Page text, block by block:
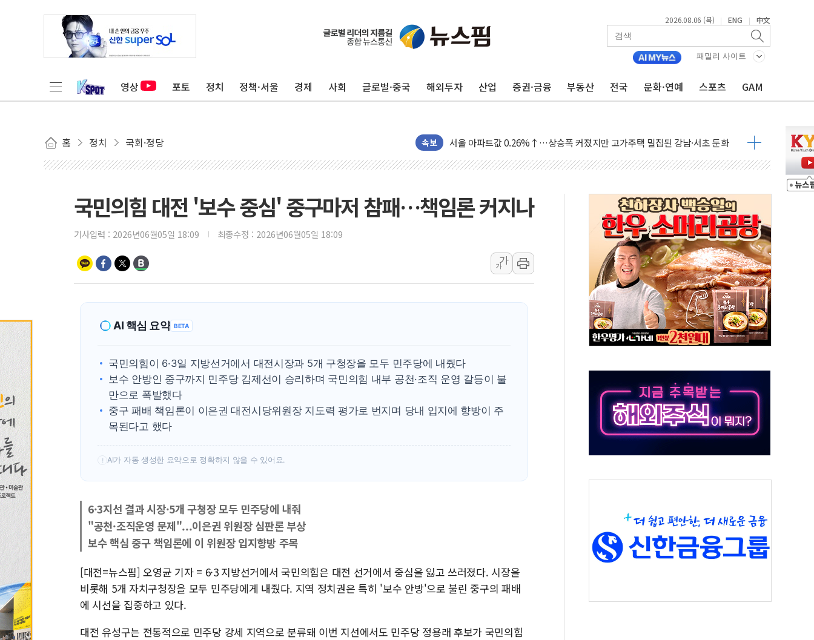
2026.08.06 (목) | ENG | 中文
패밀리 사이트
영상 포토 정치 정책·서울 경제 사회 글로벌·중국 해외투자 산업 증권·금융 부동산 전국 문화·연예 스포츠 GAM
홈 정치 국회·정당 속보
진원생명과학, '코로나19 DNA 백신 플랫폼' 美 특허 확보
경북도·대구시 '2차 공공기관 이전' 대응 '맞손'
효성중공업, 덴마크에 초고압변압기 첫 공급...국가 전력망에 첫 입성
딥시크, AI 서비스 가격 대대적 인상 계획...업계 파장 예고
초박빙 경선에 친명계 '추가 투표' 요구...친청계 응집력 '희석' 전략 통할까
구리시 입주업종 확대…'현대 테라타워 구리갈매' 공급
KCC, 실적은 주춤했지만…'매출 절반' 실리콘 반등에 하반기 기대
정점식 "사관학교 통합 정치 프레임에 졸속 추진…'잼데믹' 안보까지 몰고 와"
장동혁 "李대통령 재판 재개해야 여론조사 51.9%…그것이 국민의 뜻"
日, 아키타에 일본 최대 규모의 AI 데이터센터 건설 추진
[종합] 李대통령 "취약계층 안부에 AI 활용…이주노동자 폭염 방치, 국격 훼손"
트럼프, 워시 연준의장과 수시 통화…독립성 논란 재점화
'40도 극한 폭염' 내일 절정…주말 주춤 후 다시 불볕더위
[컨콜] LG유플러스, "파주 AIDC 수익성 기대"
李대통령 "국민 체감 못 하는 정책은 무용…성역 없는 국정 개선 집행"
현대백화점그룹, 농식품부와 농촌 창업기업 15곳 키운다
삼성전자, 넷리스트와 5년 전략적 제휴…HBM 특허 분쟁 종결
한국앤컴퍼니그룹, "AI는 도구 아닌 동료"…현업 중심 AX 가속
국민의힘 대전 '보수 중심' 중구마저 참패…책임론 커지나
기사입력 : 2026년06월05일 18:09 최종수정 : 2026년06월05일 18:09
가
가
AI 핵심 요약 BETA
국민의힘이 6·3일 지방선거에서 대전시장과 5개 구청장을 모두 민주당에 내줬다
보수 안방인 중구까지 민주당 김제선이 승리하며 국민의힘 내부 공천·조직 운영 갈등이 불
만으로 폭발했다
중구 패배 책임론이 이은권 대전시당위원장 지도력 평가로 번지며 당내 입지에 향방이 주
목된다고 했다
! AI가 자동 생성한 요약으로 정확하지 않을 수 있어요.
6·3지선 결과 시장·5개 구청장 모두 민주당에 내줘
"공천·조직운영 문제"...이은권 위원장 심판론 부상
보수 핵심 중구 책임론에 이 위원장 입지향방 주목
[대전=뉴스핌] 오영균 기자 = 6·3 지방선거에서 국민의힘은 대전 선거에서 중심을 잃고 쓰러졌다. 시장을
비롯해 5개 자치구청장을 모두 민주당에게 내줬다. 지역 정치권은 특히 '보수 안방'으로 불린 중구의 패배
에 시선을 집중하고 있다.
대전 유성구는 전통적으로 민주당 강세 지역으로 분류돼 이번 지선에서도 민주당 정용래 후보가 국민의힘